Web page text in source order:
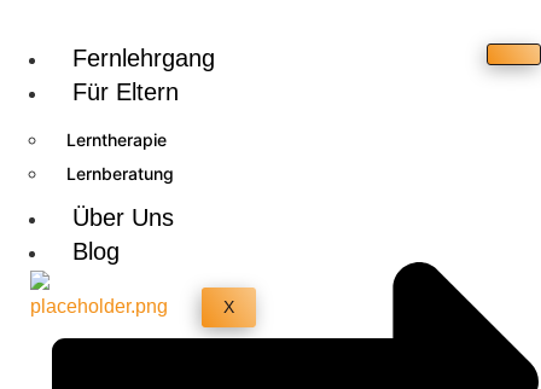
Fernlehrgang
Für Eltern
Lerntherapie
Lernberatung
Über Uns
Blog
X